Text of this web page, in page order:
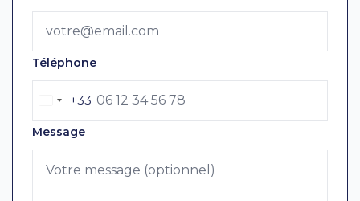
Téléphone
+33
Message